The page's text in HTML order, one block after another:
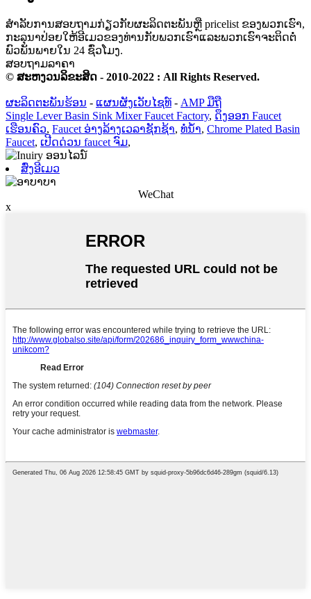
ສໍາ​ລັບ​ການ​ສອບ​ຖາມ​ກ່ຽວ​ກັບ​ຜະ​ລິດ​ຕະ​ພັນ​ຫຼື pricelist ຂອງ​ພວກ​ເຮົາ​,
ກະ​ລຸ​ນາ​ປ່ອຍ​ໃຫ້​ອີ​ເມວ​ຂອງ​ທ່ານ​ກັບ​ພວກ​ເຮົາ​ແລະ​ພວກ​ເຮົາ​ຈະ​ຕິດ​ຕໍ່​
ພົວ​ພັນ​ພາຍ​ໃນ 24 ຊົ່ວ​ໂມງ​.
ສອບຖາມລາຄາ
© ສະຫງວນລິຂະສິດ - 2010-2022 : All Rights Reserved.
ຜະລິດຕະພັນຮ້ອນ - ແຜນຜັງເວັບໄຊທ໌ - AMP ມືຖື
Single Lever Basin Sink Mixer Faucet Factory, ດຶງອອກ Faucet
ເຮືອນຄົວ, Faucet ອ່າງລ້າງເວລາຊັກຊ້າ, ທໍ່ນ້ຳ, Chrome Plated Basin
Faucet, ເປີດດ່ວນ faucet ຈົມ,
ສົ່ງອີເມວ
WeChat
x